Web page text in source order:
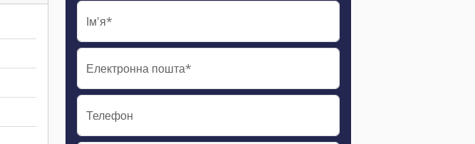
Ім'я*
Електронна пошта*
Телефон